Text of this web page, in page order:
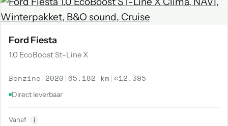
Ford Fiesta
1.0 EcoBoost St-Line X
Benzine | 2020 | 65.182 km |€12.395
Direct leverbaar
Vanaf i